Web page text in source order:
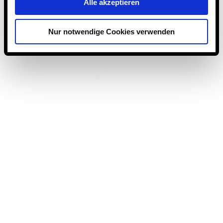
Alle akzeptieren
Nur notwendige Cookies verwenden